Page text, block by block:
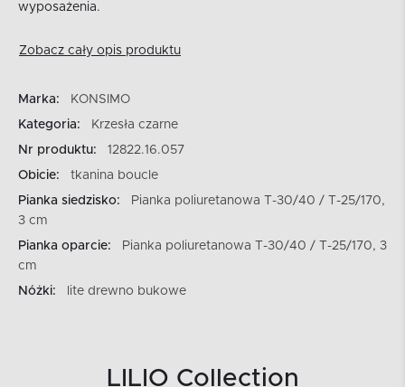
wyposażenia.
Zobacz cały opis produktu
Marka:
KONSIMO
Kategoria:
Krzesła czarne
Nr produktu:
12822.16.057
Obicie:
tkanina boucle
Pianka siedzisko:
Pianka poliuretanowa T-30/40 / T-25/170,
3 cm
Pianka oparcie:
Pianka poliuretanowa T-30/40 / T-25/170, 3
cm
Nóżki:
lite drewno bukowe
LILIO Collection